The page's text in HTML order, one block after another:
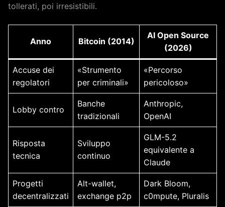
tollerati, poi irresistibili.
Anno Bitcoin (2014)
AI Open Source
(2026)
Accuse dei
regolatori
«Strumento
per criminali»
«Percorso
pericoloso»
Lobby contro
Banche
tradizionali
Anthropic,
OpenAI
Risposta
tecnica
Sviluppo
continuo
GLM-5.2
equivalente a
Claude
Progetti
decentralizzati
Alt-wallet,
exchange p2p
Dark Bloom,
c0mpute, Pluralis